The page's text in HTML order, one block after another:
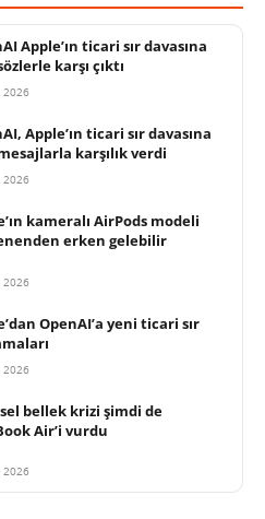
Apple’ın ticari sır davasına
karşı çıktı
2026
Apple’ın ticari sır davasına
karşılık verdi
2026
kameralı AirPods modeli
erken gelebilir
2026
OpenAI’a yeni ticari sır
2026
bellek krizi şimdi de
Air’i vurdu
2026